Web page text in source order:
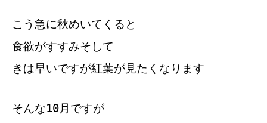
こう急に秋めいてくると
食欲がすすみそして
きは早いですが紅葉が見たくなります
そんな10月ですが